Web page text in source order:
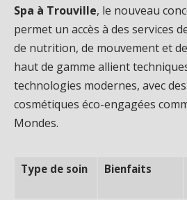
Spa à Trouville, le nouveau
permet un accès à des services
de nutrition, de mouvement et
haut de gamme allient
technologies modernes, avec
cosmétiques éco-engagées
Mondes.
Type de soin Bienfaits